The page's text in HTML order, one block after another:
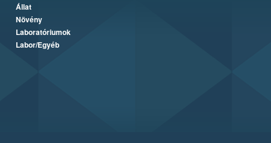
Állat
Növény
Laboratóriumok
Labor/Egyéb